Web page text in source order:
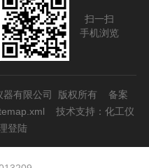
扫一扫
手机浏览
器有限公司 版权所有 备案
技术支持： 化工仪
登陆